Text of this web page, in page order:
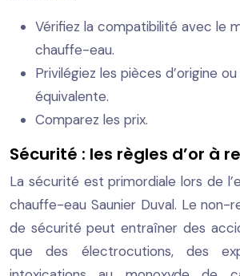
Vérifiez la compatibilité avec le
chauffe-eau.
Privilégiez les pièces d’origine
équivalente.
Comparez les prix.
Sécurité : les règles d’or à
La sécurité est primordiale lors de
chauffe-eau Saunier Duval. Le non-
de sécurité peut entraîner des
que des électrocutions, des